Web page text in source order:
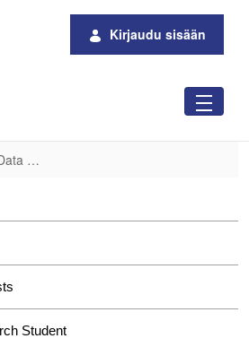
Kirjaudu sisään
Requests
Government Data Requests
Student